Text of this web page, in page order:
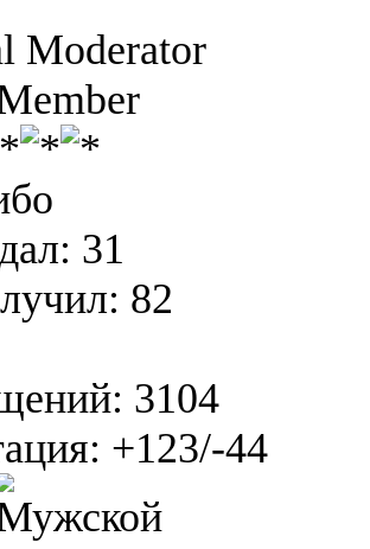
Moderator
31
82
3104
+123/-44